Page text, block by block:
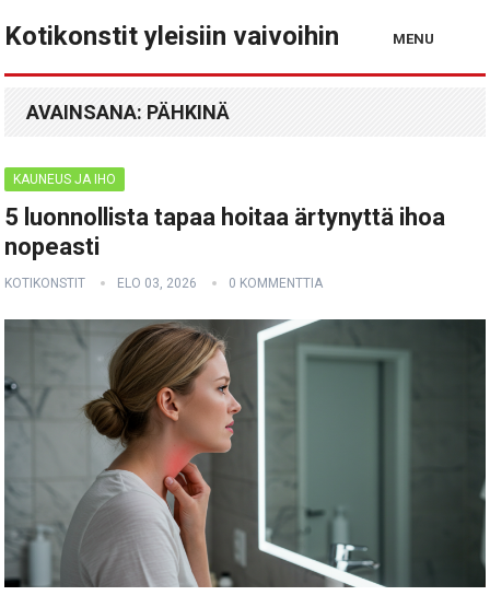
Kotikonstit yleisiin vaivoihin MENU
AVAINSANA: PÄHKINÄ
KAUNEUS JA IHO
5 luonnollista tapaa hoitaa ärtynyttä ihoa
nopeasti
KOTIKONSTIT ELO 03, 2026 0 KOMMENTTIA